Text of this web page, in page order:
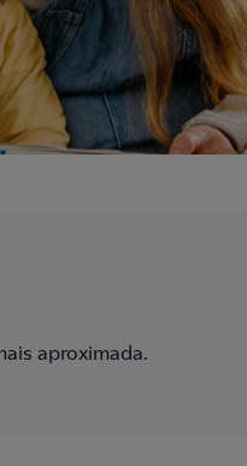
aproximada.